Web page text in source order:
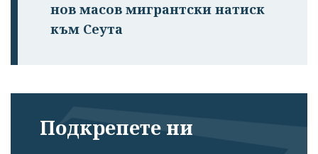
нов масов мигрантски натиск
към Сеута
Подкрепете ни